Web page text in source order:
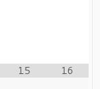
15 16